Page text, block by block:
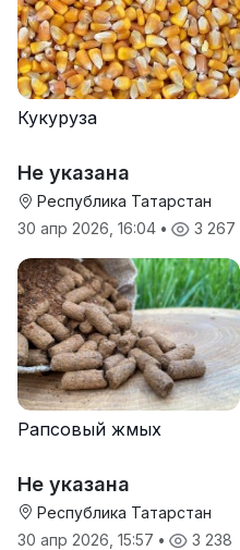
Кукуруза
Не указана
Республика Татарстан
30 апр 2026, 16:04 • 3 267
Рапсовый жмых
Не указана
Республика Татарстан
30 апр 2026, 15:57 • 3 238